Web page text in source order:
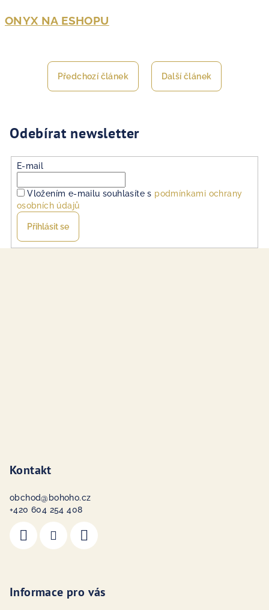
ONYX NA ESHOPU
Předchozí článek Další článek
Odebírat newsletter
E-mail
Vložením e-mailu souhlasíte s podmínkami ochrany
osobních údajů
Přihlásit se
Kontakt
obchod@ bohoho.cz
+420 604 254 408
Informace pro vás